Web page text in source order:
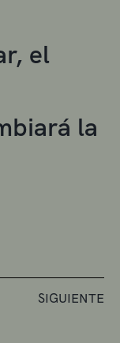
el
la
SIGUIENTE